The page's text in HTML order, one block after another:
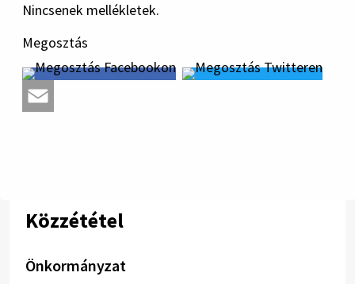
Nincsenek mellékletek.
Megosztás
Közzététel
Önkormányzat